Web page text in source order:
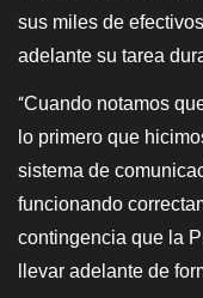
sus miles de
adelante su tarea
“Cuando notamos
lo primero que
sistema de
funcionando
contingencia que la
llevar adelante de